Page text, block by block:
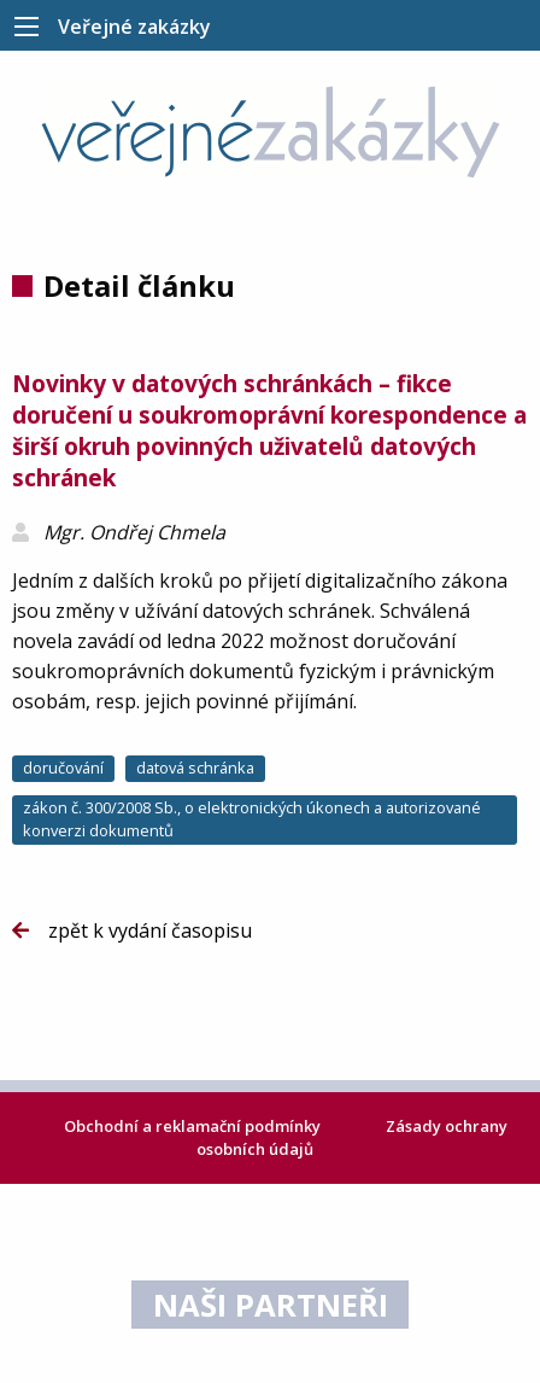
Veřejné zakázky
Detail článku
Novinky v datových schránkách – fikce
doručení u soukromoprávní korespondence a
širší okruh povinných uživatelů datových
schránek
Mgr. Ondřej Chmela
Jedním z dalších kroků po přijetí digitalizačního zákona
jsou změny v užívání datových schránek. Schválená
novela zavádí od ledna 2022 možnost doručování
soukromoprávních dokumentů fyzickým i právnickým
osobám, resp. jejich povinné přijímání.
doručování
datová schránka
zákon č. 300/2008 Sb., o elektronických úkonech a autorizované
konverzi dokumentů
zpět k vydání časopisu
Obchodní a reklamační podmínky
Zásady ochrany
osobních údajů
NAŠI PARTNEŘI